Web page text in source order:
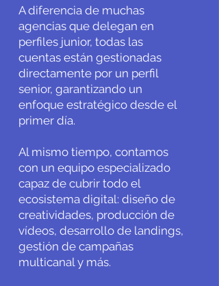
A diferencia de muchas
agencias que delegan en
perfiles junior, todas las
cuentas están gestionadas
directamente por un perfil
senior, garantizando un
enfoque estratégico desde el
primer día.
Al mismo tiempo, contamos
con un equipo especializado
capaz de cubrir todo el
ecosistema digital: diseño de
creatividades, producción de
vídeos, desarrollo de landings,
gestión de campañas
multicanal y más.